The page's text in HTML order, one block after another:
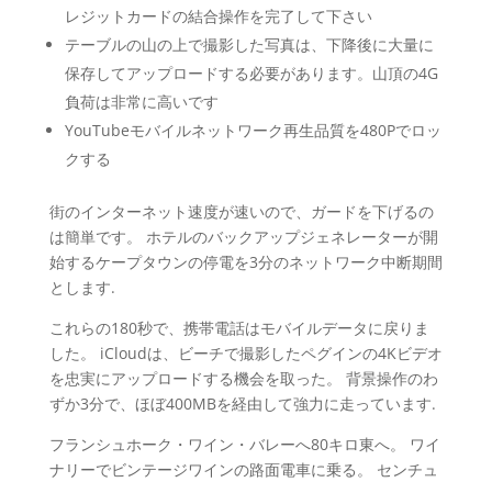
レジットカードの結合操作を完了して下さい
テーブルの山の上で撮影した写真は、下降後に大量に
保存してアップロードする必要があります。山頂の4G
負荷は非常に高いです
YouTubeモバイルネットワーク再生品質を480Pでロッ
クする
街のインターネット速度が速いので、ガードを下げるの
は簡単です。 ホテルのバックアップジェネレーターが開
始するケープタウンの停電を3分のネットワーク中断期間
とします.
これらの180秒で、携帯電話はモバイルデータに戻りま
した。 iCloudは、ビーチで撮影したペグインの4Kビデオ
を忠実にアップロードする機会を取った。 背景操作のわ
ずか3分で、ほぼ400MBを経由して強力に走っています.
フランシュホーク・ワイン・バレーへ80キロ東へ。 ワイ
ナリーでビンテージワインの路面電車に乗る。 センチュ